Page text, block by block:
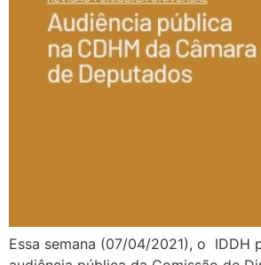
Essa semana (07/04/2021), o IDDH